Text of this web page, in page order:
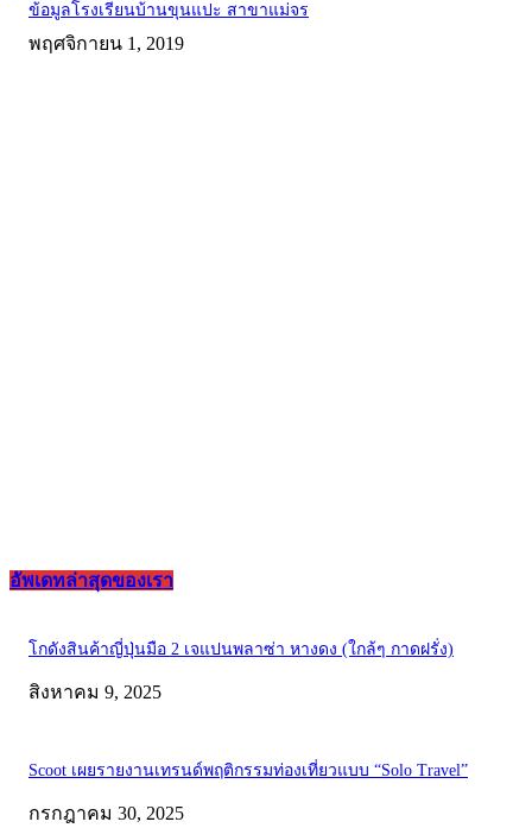
ข้อมูลโรงเรียนบ้านขุนแปะ สาขาแม่จร
พฤศจิกายน 1, 2019
อัพเดทล่าสุดของเรา
โกดังสินค้าญี่ปุ่นมือ 2 เจแปนพลาซ่า หางดง (ใกล้ๆ กาดฝรั่ง)
สิงหาคม 9, 2025
Scoot เผยรายงานเทรนด์พฤติกรรมท่องเที่ยวแบบ “Solo Travel”
กรกฎาคม 30, 2025